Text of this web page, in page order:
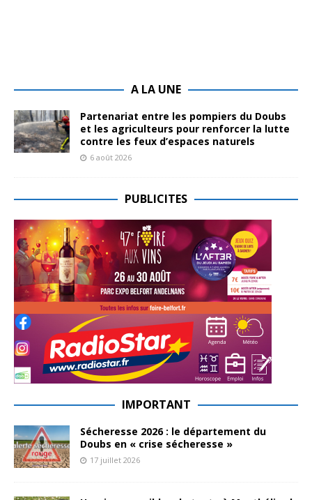
A LA UNE
Partenariat entre les pompiers du Doubs
et les agriculteurs pour renforcer la lutte
contre les feux d’espaces naturels
6 août 2026
PUBLICITES
IMPORTANT
Sécheresse 2026 : le département du
Doubs en « crise sécheresse »
17 juillet 2026